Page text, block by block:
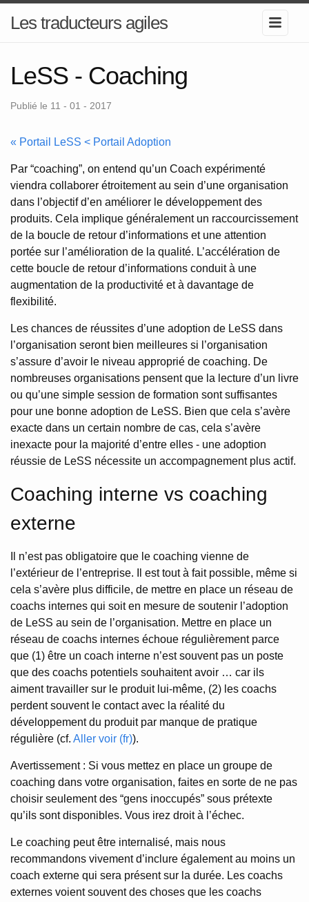
Les traducteurs agiles
LeSS - Coaching
Publié le 11 - 01 - 2017
« Portail LeSS < Portail Adoption
Par “coaching”, on entend qu’un Coach expérimenté
viendra collaborer étroitement au sein d’une organisation
dans l’objectif d’en améliorer le développement des
produits. Cela implique généralement un raccourcissement
de la boucle de retour d’informations et une attention
portée sur l’amélioration de la qualité. L’accélération de
cette boucle de retour d’informations conduit à une
augmentation de la productivité et à davantage de
flexibilité.
Les chances de réussites d’une adoption de LeSS dans
l’organisation seront bien meilleures si l’organisation
s’assure d’avoir le niveau approprié de coaching. De
nombreuses organisations pensent que la lecture d’un livre
ou qu’une simple session de formation sont suffisantes
pour une bonne adoption de LeSS. Bien que cela s’avère
exacte dans un certain nombre de cas, cela s’avère
inexacte pour la majorité d’entre elles - une adoption
réussie de LeSS nécessite un accompagnement plus actif.
Coaching interne vs coaching
externe
Il n’est pas obligatoire que le coaching vienne de
l’extérieur de l’entreprise. Il est tout à fait possible, même si
cela s’avère plus difficile, de mettre en place un réseau de
coachs internes qui soit en mesure de soutenir l’adoption
de LeSS au sein de l’organisation. Mettre en place un
réseau de coachs internes échoue régulièrement parce
que (1) être un coach interne n’est souvent pas un poste
que des coachs potentiels souhaitent avoir … car ils
aiment travailler sur le produit lui-même, (2) les coachs
perdent souvent le contact avec la réalité du
développement du produit par manque de pratique
régulière (cf. Aller voir (fr)).
Avertissement : Si vous mettez en place un groupe de
coaching dans votre organisation, faites en sorte de ne pas
choisir seulement des “gens inoccupés” sous prétexte
qu’ils sont disponibles. Vous irez droit à l’échec.
Le coaching peut être internalisé, mais nous
recommandons vivement d’inclure également au moins un
coach externe qui sera présent sur la durée. Les coachs
externes voient souvent des choses que les coachs